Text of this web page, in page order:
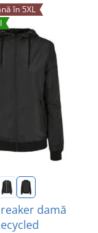
în 5XL
damă